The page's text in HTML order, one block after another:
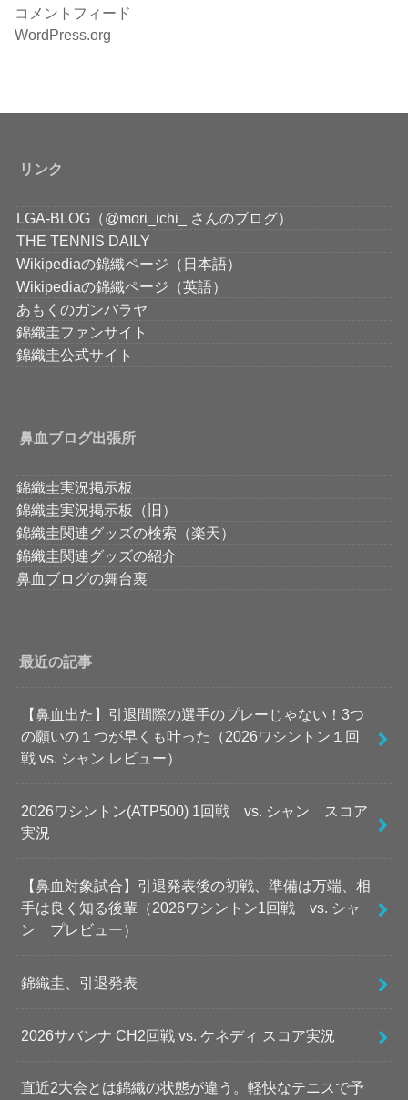
コメントフィード
WordPress.org
リンク
LGA-BLOG（@mori_ichi_ さんのブログ）
THE TENNIS DAILY
Wikipediaの錦織ページ（日本語）
Wikipediaの錦織ページ（英語）
あもくのガンバラヤ
錦織圭ファンサイト
錦織圭公式サイト
鼻血ブログ出張所
錦織圭実況掲示板
錦織圭実況掲示板（旧）
錦織圭関連グッズの検索（楽天）
錦織圭関連グッズの紹介
鼻血ブログの舞台裏
最近の記事
【鼻血出た】引退間際の選手のプレーじゃない！3つ
の願いの１つが早くも叶った（2026ワシントン１回
戦 vs. シャン レビュー）
2026ワシントン(ATP500) 1回戦 vs. シャン スコア
実況
【鼻血対象試合】引退発表後の初戦、準備は万端、相
手は良く知る後輩（2026ワシントン1回戦 vs. シャ
ン プレビュー）
錦織圭、引退発表
2026サバンナ CH2回戦 vs. ケネディ スコア実況
直近2大会とは錦織の状態が違う。軽快なテニスで予